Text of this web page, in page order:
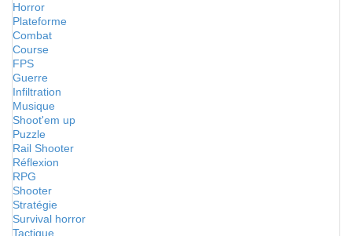
Horror
Plateforme
Combat
Course
FPS
Guerre
Infiltration
Musique
Shoot'em up
Puzzle
Rail Shooter
Réflexion
RPG
Shooter
Stratégie
Survival horror
Tactique